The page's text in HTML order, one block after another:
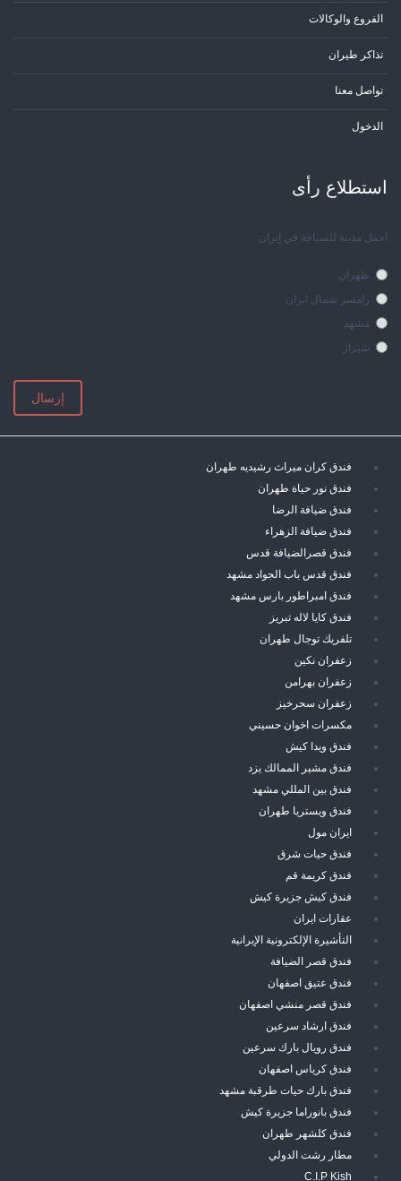
الفروع والوكالات
تذاكر طيران
تواصل معنا
الدخول
استطلاع رأی
اجمل مدينة للسياحة في إيران
طهران
رامسر شمال ايران
مشهد
شيراز
إرسال
فندق كران ميراث رشيديه طهران
فندق نور حياة طهران
فندق ضيافة الرضا
فندق ضيافة الزهراء
فندق قصرالضيافة قدس
فندق قدس باب الجواد مشهد
فندق امبراطور بارس مشهد
فندق كايا لاله تبريز
تلفريك توجال طهران
زعفران نكين
زعفران بهرامن
زعفران سحرخيز
مكسرات اخوان حسيني
فندق ويدا كيش
فندق مشير الممالك يزد
فندق بين المللي مشهد
فندق ويستريا طهران
ايران مول
فندق حيات شرق
فندق كريمة قم
فندق كيش جزيرة كيش
عقارات ايران
التأشيرة الإلكترونية الإيرانية
فندق قصر الضيافة
فندق عتيق اصفهان
فندق قصر منشي اصفهان
فندق ارشاد سرعين
فندق رويال بارك سرعين
فندق كرياس اصفهان
فندق بارك حيات طرقبة مشهد
فندق بانوراما جزيرة كيش
فندق كلشهر طهران
مطار رشت الدولي
C.I.P Kish